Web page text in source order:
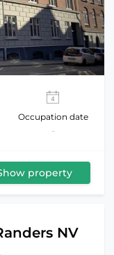
Occupation date
-
property
NV